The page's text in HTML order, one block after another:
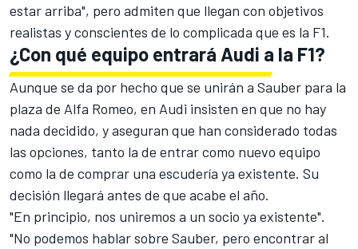
estar arriba", pero admiten que llegan con objetivos
realistas y conscientes de lo complicada que es la F1.
¿Con qué equipo entrará Audi a la F1?
Aunque se da por hecho que se unirán a Sauber para la
plaza de Alfa Romeo, en Audi insisten en que no hay
nada decidido, y aseguran que han considerado todas
las opciones, tanto la de entrar como nuevo equipo
como la de comprar una escudería ya existente. Su
decisión llegará antes de que acabe el año.
"En principio, nos uniremos a un socio ya existente".
"No podemos hablar sobre Sauber, pero encontrar al